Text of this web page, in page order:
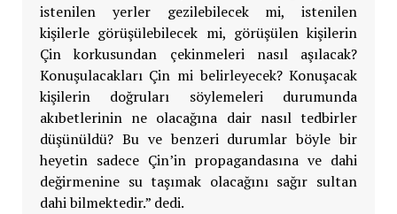
istenilen yerler gezilebilecek mi, istenilen
kişilerle görüşülebilecek mi, görüşülen kişilerin
Çin korkusundan çekinmeleri nasıl aşılacak?
Konuşulacakları Çin mi belirleyecek? Konuşacak
kişilerin doğruları söylemeleri durumunda
akıbetlerinin ne olacağına dair nasıl tedbirler
düşünüldü? Bu ve benzeri durumlar böyle bir
heyetin sadece Çin’in propagandasına ve dahi
değirmenine su taşımak olacağını sağır sultan
dahi bilmektedir.” dedi.